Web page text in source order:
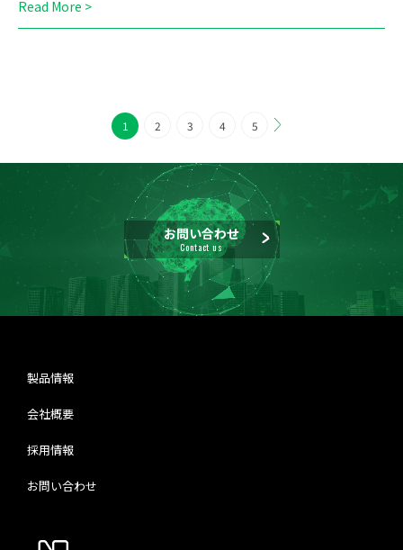
Read More >
1 2 3 4 5
お問い合わせ
Contact us
製品情報
会社概要
採用情報
お問い合わせ